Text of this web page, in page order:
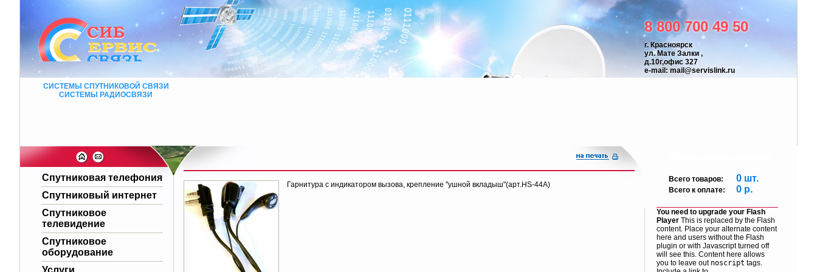
СИСТЕМЫ СПУТНИКОВОЙ СВЯЗИ
СИСТЕМЫ РАДИОСВЯЗИ
8 800 700 49 50
г. Красноярск
ул. Мате Залки ,
д.10г,офис 327
e-mail: mail@servislink.ru
Спутниковая телефония
Спутниковый интернет
Спутниковое
телевидение
Спутниковое
оборудование
Услуги
Гарнитура с индикатором вызова, крепление "ушной вкладыш"(арт.HS-44A)
Всего товаров: 0 шт.
Всего к оплате: 0 р.
You need to upgrade your Flash
Player This is replaced by the Flash
content. Place your alternate content
here and users without the Flash
plugin or with Javascript turned off
will see this. Content here allows
you to leave out noscript tags.